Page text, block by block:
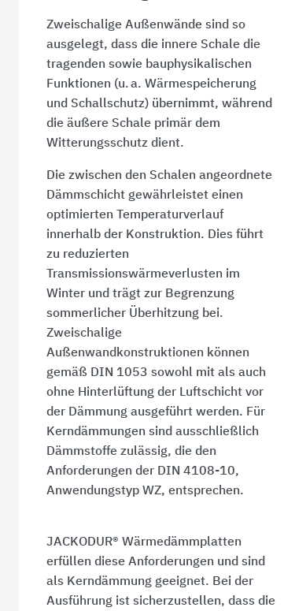
Zweischalige Außenwände sind so
ausgelegt, dass die innere Schale die
tragenden sowie bauphysikalischen
Funktionen (u. a. Wärmespeicherung
und Schallschutz) übernimmt, während
die äußere Schale primär dem
Witterungsschutz dient.
Die zwischen den Schalen angeordnete
Dämmschicht gewährleistet einen
optimierten Temperaturverlauf
innerhalb der Konstruktion. Dies führt
zu reduzierten
Transmissionswärmeverlusten im
Winter und trägt zur Begrenzung
sommerlicher Überhitzung bei.
Zweischalige
Außenwandkonstruktionen können
gemäß DIN 1053 sowohl mit als auch
ohne Hinterlüftung der Luftschicht vor
der Dämmung ausgeführt werden. Für
Kerndämmungen sind ausschließlich
Dämmstoffe zulässig, die den
Anforderungen der DIN 4108-10,
Anwendungstyp WZ, entsprechen.
JACKODUR® Wärmedämmplatten
erfüllen diese Anforderungen und sind
als Kerndämmung geeignet. Bei der
Ausführung ist sicherzustellen, dass die